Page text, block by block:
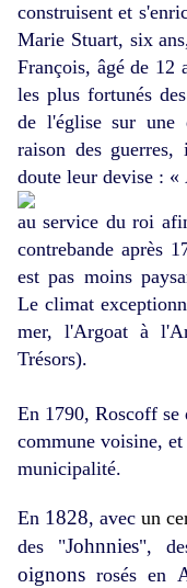
construisent et
Marie Stuart, six
François, âgé de 12
les plus fortunés
de l'église sur une
raison des guerres,
doute leur devise :
au service du roi
contrebande après
est pas moins
Le climat
mer, l'Argoat à
Trésors).
En 1790, Roscoff se
commune voisine,
municipalité.
En 1828, avec un
des "Johnnies",
oignons rosés en